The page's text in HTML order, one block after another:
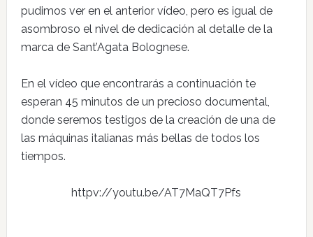
pudimos ver en el anterior vídeo, pero es igual de
asombroso el nivel de dedicación al detalle de la
marca de Sant’Agata Bolognese.
En el vídeo que encontrarás a continuación te
esperan 45 minutos de un precioso documental,
donde seremos testigos de la creación de una de
las máquinas italianas más bellas de todos los
tiempos.
httpv://youtu.be/AT7MaQT7Pfs